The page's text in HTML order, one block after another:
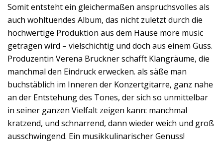
Somit entsteht ein gleichermaßen anspruchsvolles als
auch wohltuendes Album, das nicht zuletzt durch die
hochwertige Produktion aus dem Hause more music
getragen wird – vielschichtig und doch aus einem Guss.
Produzentin Verena Bruckner schafft Klangräume, die
manchmal den Eindruck erwecken. als säße man
buchstäblich im Inneren der Konzertgitarre, ganz nahe
an der Entstehung des Tones, der sich so unmittelbar
in seiner ganzen Vielfalt zeigen kann: manchmal
kratzend, und schnarrend, dann wieder weich und groß
ausschwingend. Ein musikkulinarischer Genuss!